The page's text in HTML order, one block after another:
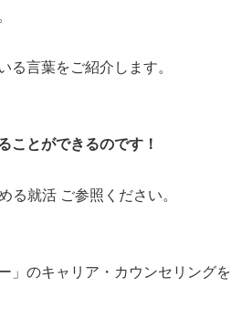
言葉をご紹介します。
ことができるのです！
る就活 ご参照ください。
」のキャリア・カウンセリングを